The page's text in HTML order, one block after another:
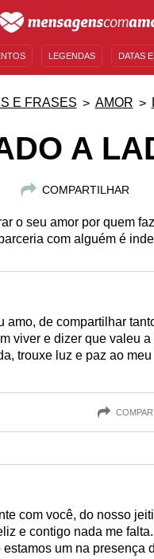
LEGENDAS DATAS
E FRASES AMOR
A
COMPARTILHAR
o seu amor por quem
com alguém é
amo, de compartilhar
viver e dizer que valeu a
trouxe luz e paz ao meu
com você, do nosso
e contigo nada me
um na presença